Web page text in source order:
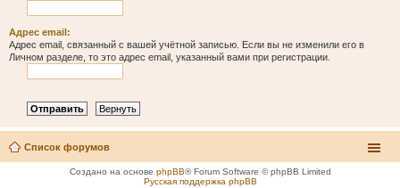
Адрес email:
Адрес email, связанный с вашей учётной записью. Если вы не изменили его в
Личном разделе, то это адрес email, указанный вами при регистрации.
Список форумов
Создано на основе phpBB® Forum Software © phpBB Limited
Русская поддержка phpBB